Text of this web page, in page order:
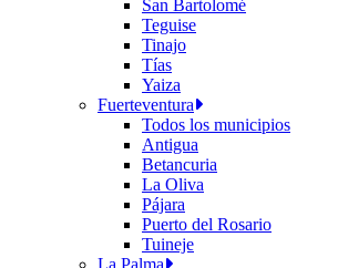
San Bartolomé
Teguise
Tinajo
Tías
Yaiza
Fuerteventura
Todos los municipios
Antigua
Betancuria
La Oliva
Pájara
Puerto del Rosario
Tuineje
La Palma